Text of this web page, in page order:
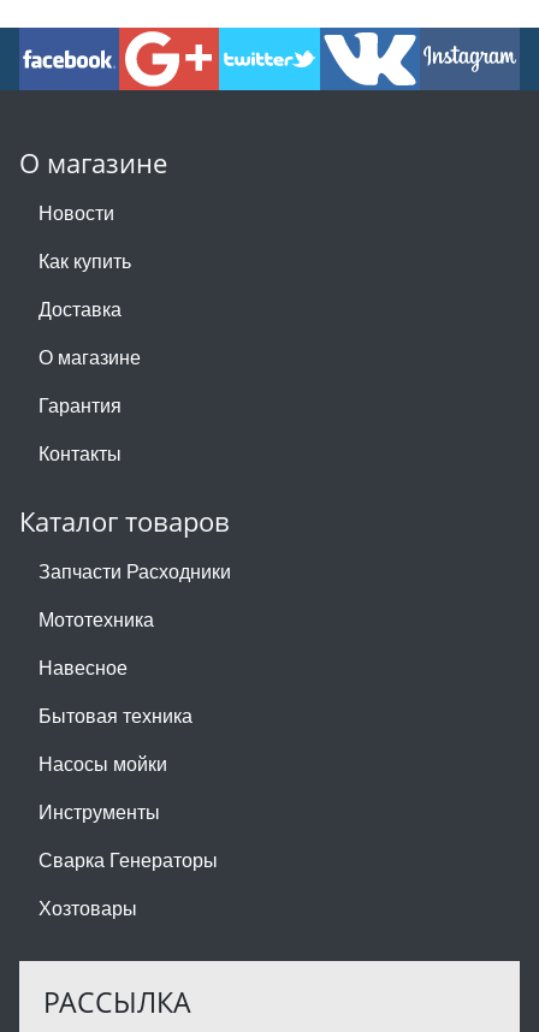
О магазине
Новости
Как купить
Доставка
О магазине
Гарантия
Контакты
Каталог товаров
Запчасти Расходники
Мототехника
Навесное
Бытовая техника
Насосы мойки
Инструменты
Сварка Генераторы
Хозтовары
РАССЫЛКА